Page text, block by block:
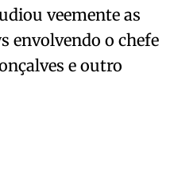
veemente as
envolvendo o chefe
e outro